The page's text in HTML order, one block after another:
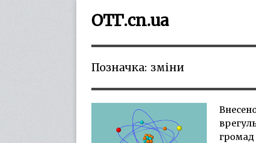
ОТГ.cn.ua
Позначка: зміни
громад